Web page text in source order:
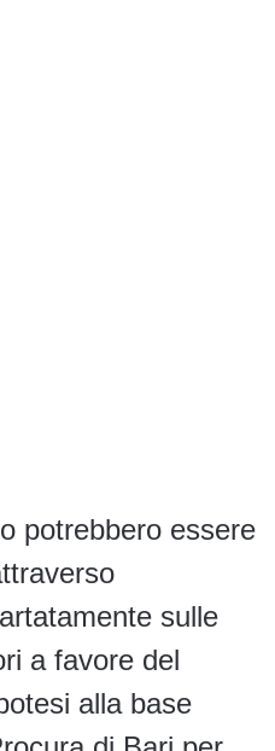
potrebbero essere
sulle
a favore del
alla base